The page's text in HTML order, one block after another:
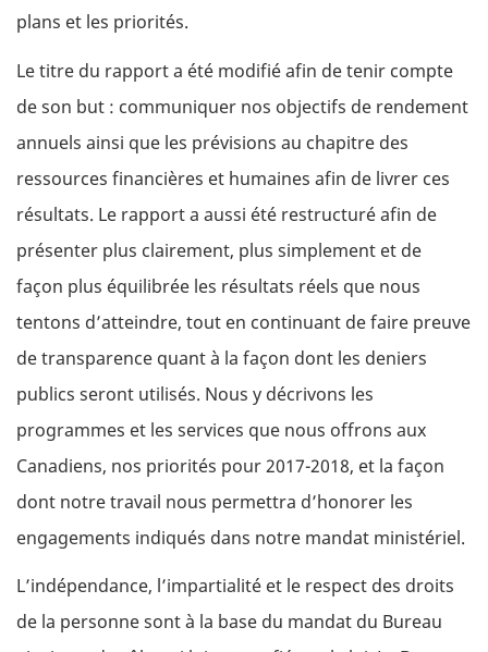
plans et les priorités.
Le titre du rapport a été modifié afin de tenir compte
de son but : communiquer nos objectifs de rendement
annuels ainsi que les prévisions au chapitre des
ressources financières et humaines afin de livrer ces
résultats. Le rapport a aussi été restructuré afin de
présenter plus clairement, plus simplement et de
façon plus équilibrée les résultats réels que nous
tentons d’atteindre, tout en continuant de faire preuve
de transparence quant à la façon dont les deniers
publics seront utilisés. Nous y décrivons les
programmes et les services que nous offrons aux
Canadiens, nos priorités pour 2017-2018, et la façon
dont notre travail nous permettra d’honorer les
engagements indiqués dans notre mandat ministériel.
L’indépendance, l’impartialité et le respect des droits
de la personne sont à la base du mandat du Bureau